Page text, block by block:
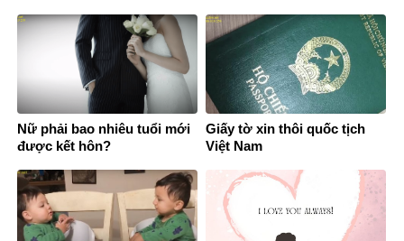
Nữ phải bao nhiêu tuổi mới
được kết hôn?
Giấy tờ xin thôi quốc tịch
Việt Nam